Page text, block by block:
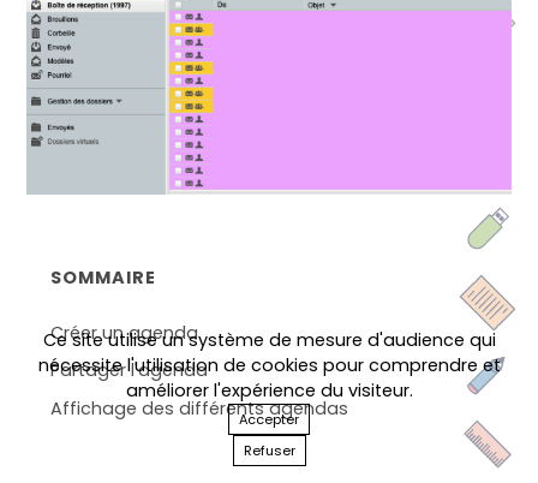
Ce site utilise un système de mesure d'audience qui
nécessite l'utilisation de cookies pour comprendre et
améliorer l'expérience du visiteur.
Accepter
Refuser
SOMMAIRE
Créer un agenda
Partager l'agenda
Affichage des différents agendas